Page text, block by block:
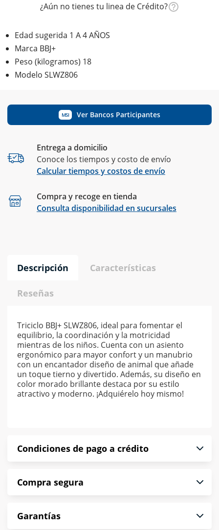
¿Aún no tienes tu linea de Crédito?
Edad sugerida 1 A 4 AÑOS
Marca BBJ+
Peso (kilogramos) 18
Modelo SLWZ806
MSI Ver Bancos Participantes
Entrega a domicilio
Conoce los tiempos y costo de envío
Calcular tiempos y costos de envío
Compra y recoge en tienda
Consulta disponibilidad en sucursales
Descripción Características
Reseñas
Triciclo BBJ+ SLWZ806, ideal para fomentar el
equilibrio, la coordinación y la motricidad
mientras de los niños. Cuenta con un asiento
ergonómico para mayor confort y un manubrio
con un encantador diseño de animal que añade
un toque tierno y divertido. Además, su diseño en
color morado brillante destaca por su estilo
atractivo y moderno. ¡Adquiérelo hoy mismo!
Condiciones de pago a crédito
puntualmente. Al finalizar tu compra generas el
*Sujeto a aprobación de crédito conforme a
norma de Muebles América.
Compra segura
compra es segura de principio a fin.
Garantías